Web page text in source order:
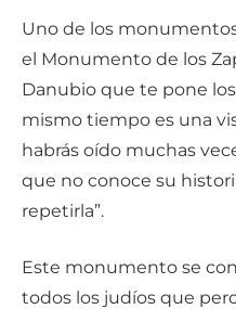
Uno de los
el Monumento de los
Danubio que te pone
mismo tiempo es una
habrás oído muchas
que no conoce su
repetirla”.
Este monumento se
todos los judíos que